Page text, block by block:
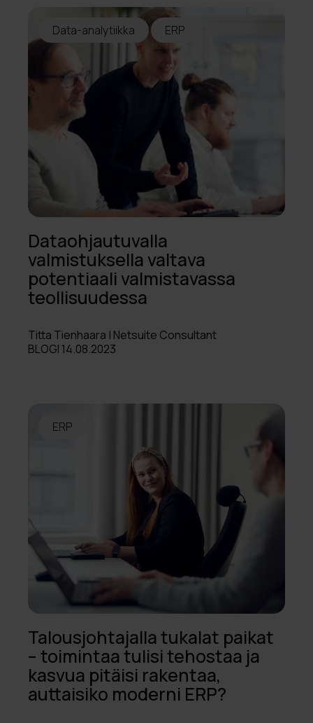
Data-analytiikka ERP
Dataohjautuvalla
valmistuksella valtava
potentiaali valmistavassa
teollisuudessa
Titta Tienhaara | Netsuite Consultant
BLOGI 14.08.2023
ERP
Talousjohtajalla tukalat paikat
– toimintaa tulisi tehostaa ja
kasvua pitäisi rakentaa,
auttaisiko moderni ERP?